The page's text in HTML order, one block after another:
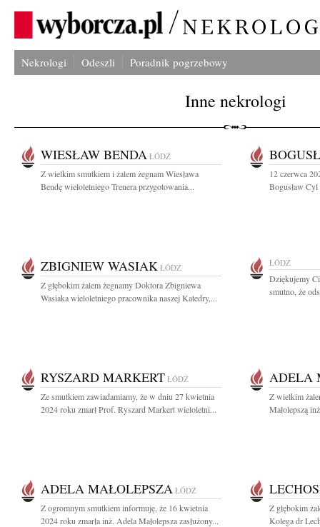
Nekrologi Odeszli Poradnik pogrzebowy
Inne nekrologi
WIESŁAW BENDA ŁÓDŹ
Z wielkim smutkiem i żalem żegnam Wiesława
Bendę wieloletniego Trenera przygotowania...
12 czerwca
Bogusław
ZBIGNIEW WASIAK ŁÓDŹ
Z głębokim żalem żegnamy Doktora Zbigniewa
Wasiaka wieloletniego pracownika naszej Katedry,...
ŁÓDŹ
Dziękujemy
smutno, że
RYSZARD MARKERT ŁÓDŹ
Ze smutkiem zawiadamiamy, że w dniu 27 kwietnia
2024 roku zmarł Prof. Ryszard Markert wieloletni...
ADELA
Z wielkim
Małolepszą
ADELA MAŁOLEPSZA ŁÓDŹ
Z ogromnym smutkiem informuję, że 16 kwietnia
2024 roku zmarła inż. Adela Małolepsza zasłużony...
Z głębokim
Kolega dr